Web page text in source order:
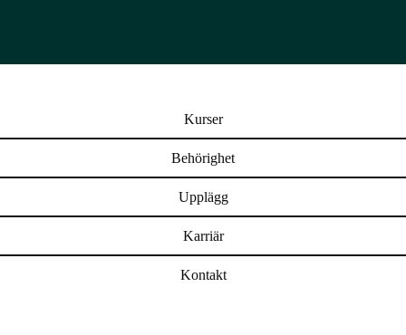
Kurser
Behörighet
Upplägg
Karriär
Kontakt